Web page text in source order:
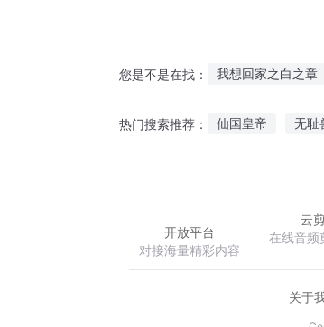
您是不是在找： 我想回家之白之章
热门搜索推荐： 仙国皇帝 无耻
开放平台
对接海量精彩内容
云
在线音频
关于